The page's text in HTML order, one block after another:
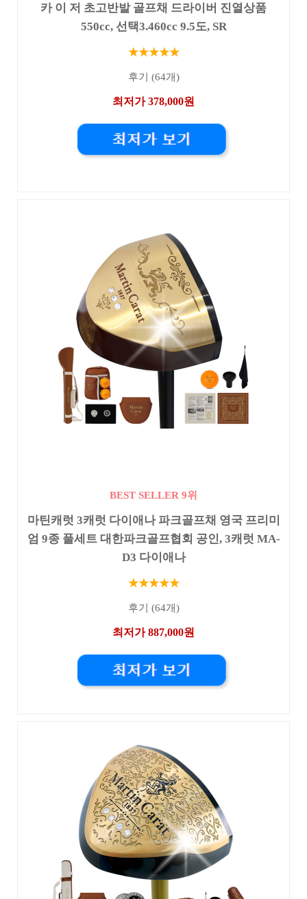
카 이 저 초고반발 골프채 드라이버 진열상품
550cc, 선택3.460cc 9.5도, SR
★★★★★
후기 (64개)
최저가 378,000원
BEST SELLER 9위
마틴캐럿 3캐럿 다이애나 파크골프채 영국 프리미
엄 9종 풀세트 대한파크골프협회 공인, 3캐럿 MA-
D3 다이애나
★★★★★
후기 (64개)
최저가 887,000원